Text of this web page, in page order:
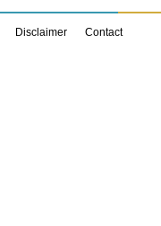
Disclaimer Contact